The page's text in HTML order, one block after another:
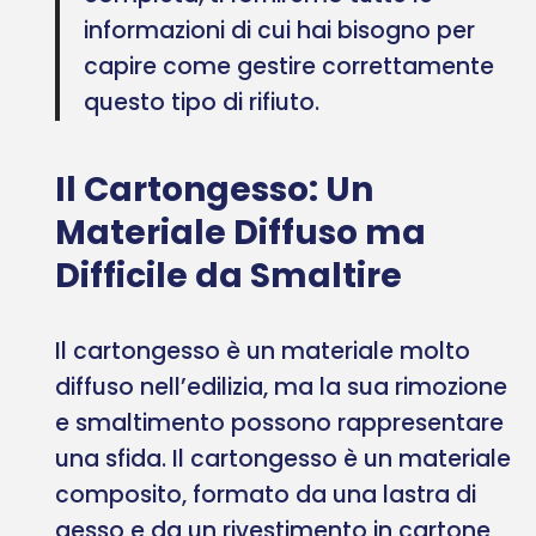
informazioni di cui hai bisogno per
capire come gestire correttamente
questo tipo di rifiuto.
Il Cartongesso: Un
Materiale Diffuso ma
Difficile da Smaltire
Il cartongesso è un materiale molto
diffuso nell’edilizia, ma la sua rimozione
e smaltimento possono rappresentare
una sfida. Il cartongesso è un materiale
composito, formato da una lastra di